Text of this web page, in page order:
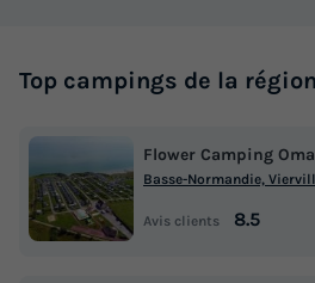
Top campings de la région
Flower Camping
Basse-Normandie,
Avis clients 8.5